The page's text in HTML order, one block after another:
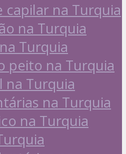
capilar na Turquia
na Turquia
Turquia
peito na Turquia
na Turquia
na Turquia
na Turquia